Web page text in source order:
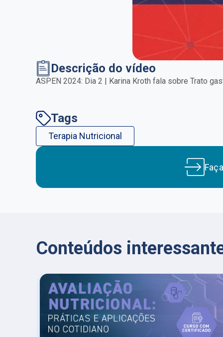
Descrição do vídeo
ASPEN 2024: Dia 2 | Karina Kroth fala sobre Trato
Tags
Terapia Nutricional
Conteúdos